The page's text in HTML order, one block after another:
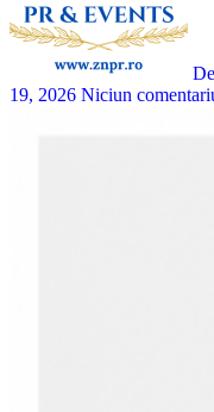
19, 2026 Niciun